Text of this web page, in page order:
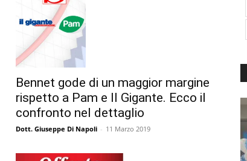
Bennet gode di un maggior margine
rispetto a Pam e Il Gigante. Ecco il
confronto nel dettaglio
Dott. Giuseppe Di Napoli - 11 Marzo 2019